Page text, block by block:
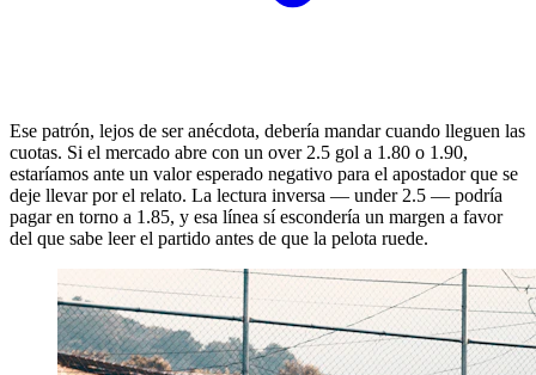
Ese patrón, lejos de ser anécdota, debería mandar cuando lleguen las
cuotas. Si el mercado abre con un over 2.5 gol a 1.80 o 1.90,
estaríamos ante un valor esperado negativo para el apostador que se
deje llevar por el relato. La lectura inversa — under 2.5 — podría
pagar en torno a 1.85, y esa línea sí escondería un margen a favor
del que sabe leer el partido antes de que la pelota ruede.